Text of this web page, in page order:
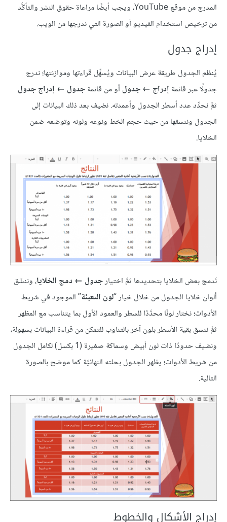
المدرج من موقع YouTube، ويجب أيضًا مراعاة حقوق النشر والتأكُّد
من ترخيص استخدام الفيديو أو الصورة التي ندرجها من الويب.
إدراج جدول
يُنظم الجدول طريقة عرض البيانات ويُسهِّل قراءتها وموازنتها؛ ندرج
جدولًا عبر قائمة إدراج ← جدول أو من قائمةجدول ← إدراج جدول
ثمَّ نحدِّد عدد أسطر الجدول وأعمدته. نضيف بعد ذلك البيانات إلى
الجدول وننسقها من حيث حجم الخط ونوعه ولونه وتوضعه ضمن
الخلايا.
نَدمج بعض الخلايا بتحديدها ثمَّ اختيارجدول ← دمج الخلايا، وننسِّق
ألوان خلايا الجدول من خلال خيار “لون التعبئة” الموجود في شريط
الأدوات؛ نختار لونًا محدَّدًا للسطر والعمود الأول بما يتناسب مع المظهر
ثمَّ ننسق بقية الأسطر بلون آخر بالتناوب للتمكن من قراءة البيانات بسهولة،
ونضيف حدودًا ذات لون أبيض وسماكة صغيرة (1 بكسل) لكامل الجدول
من شريط الأدوات؛ يظهر الجدول بحلته النهائيَّة كما موضح بالصورة
التالية.
إدراج الأشكال والخطوط